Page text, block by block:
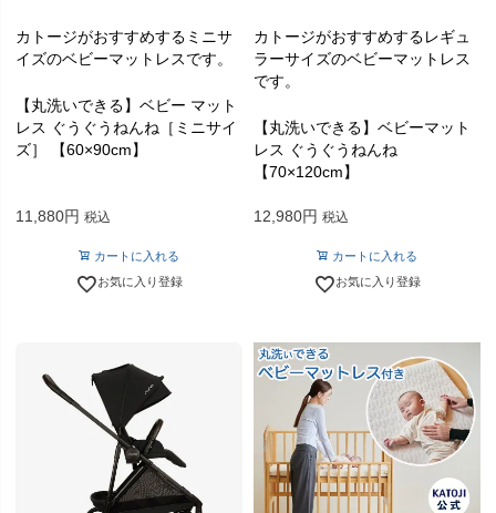
カトージがおすすめするミニサ
イズのベビーマットレスです。
【丸洗いできる】ベビー マット
レス ぐうぐうねんね［ミニサイ
ズ］ 【60×90cm】
11,880 税込
カートに入れる
お気に入り登録
カトージがおすすめするレギュ
ラーサイズのベビーマットレス
です。
【丸洗いできる】ベビーマット
レス ぐうぐうねんね
【70×120cm】
12,980 税込
カートに入れる
お気に入り登録